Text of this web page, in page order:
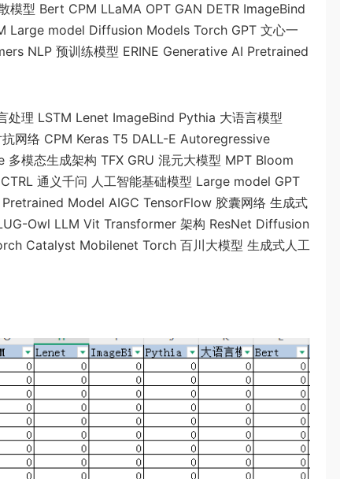
模型 Bert CPM LLaMA OPT GAN DETR ImageBind
Large model Diffusion Models Torch GPT 文心一
NLP 预训练模型 ERINE Generative AI Pretrained
处理 LSTM Lenet ImageBind Pythia 大语言模型
网络 CPM Keras T5 DALL-E Autoregressive
模态生成架构 TFX GRU 混元大模型 MPT Bloom
通义千问 人工智能基础模型 Large model GPT
Model AIGC TensorFlow 胶囊网络 生成式
Owl LLM Vit Transformer 架构 ResNet Diffusion
Catalyst Mobilenet Torch 百川大模型 生成式人工